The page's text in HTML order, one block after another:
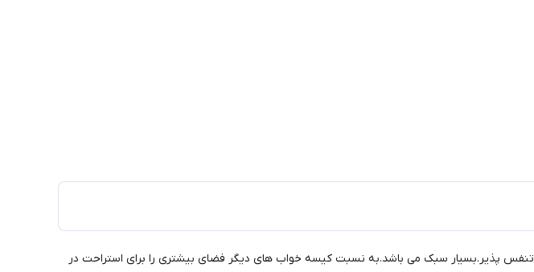
کیسه خواب الیاف نیچرهایک پر شده از 300 گرم بر متر مربع پنبه و پوشش نایلون و پارچه اسفجی 300T تنفس پذیر.بسیار سبک می باشد.به نسبت کیسه خواب های دیگر فضای بیشتری را برای استراحت در